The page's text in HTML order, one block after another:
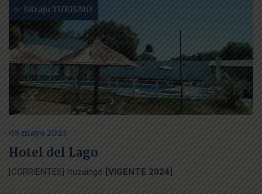
Sitraju TURISMO
05 mayo 2023
Hotel del Lago
[CORRIENTES] Ituzaingó [VIGENTE 2024]